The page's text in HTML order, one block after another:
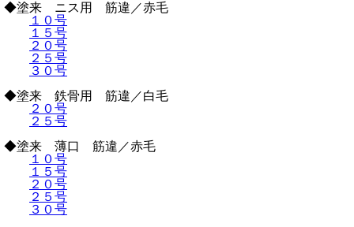
◆塗来 ニス用 筋違／赤毛
１０号
１５号
２０号
２５号
３０号
◆塗来 鉄骨用 筋違／白毛
２０号
２５号
◆塗来 薄口 筋違／赤毛
１０号
１５号
２０号
２５号
３０号